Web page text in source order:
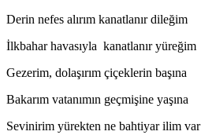
Derin nefes alırım kanatlanır dileğim
İlkbahar havasıyla kanatlanır yüreğim
Gezerim, dolaşırım çiçeklerin başına
Bakarım vatanımın geçmişine yaşına
Sevinirim yürekten ne bahtiyar ilim var